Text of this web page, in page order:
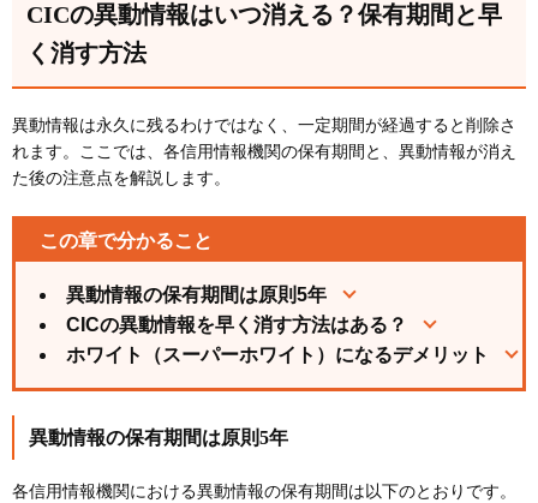
CICの異動情報はいつ消える？保有期間と早
く消す方法
異動情報は永久に残るわけではなく、一定期間が経過すると削除さ
れます。ここでは、各信用情報機関の保有期間と、異動情報が消え
た後の注意点を解説します。
この章で分かること
異動情報の保有期間は原則5年
CICの異動情報を早く消す方法はある？
ホワイト（スーパーホワイト）になるデメリット
異動情報の保有期間は原則5年
各信用情報機関における異動情報の保有期間は以下のとおりです。